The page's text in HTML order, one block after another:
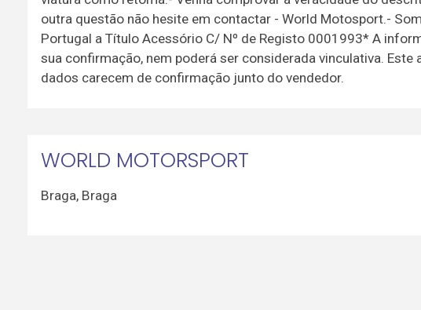
outra questão não hesite em contactar - World Motosport.-
Portugal a Título Acessório C/ Nº de Registo 0001993* A
sua confirmação, nem poderá ser considerada vinculativa.
dados carecem de confirmação junto do vendedor.
WORLD MOTORSPORT
Braga, Braga